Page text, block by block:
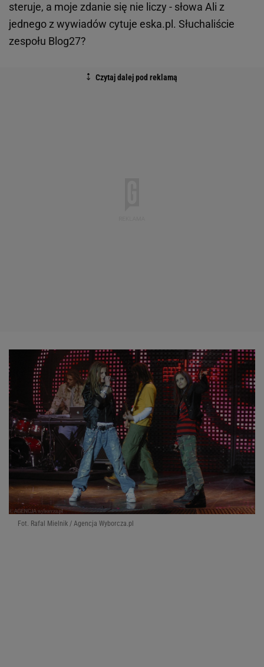
steruje, a moje zdanie się nie liczy - słowa Ali z
jednego z wywiadów cytuje eska.pl. Słuchaliście
zespołu Blog27?
Fot. Rafal Mielnik / Agencja Wyborcza.pl